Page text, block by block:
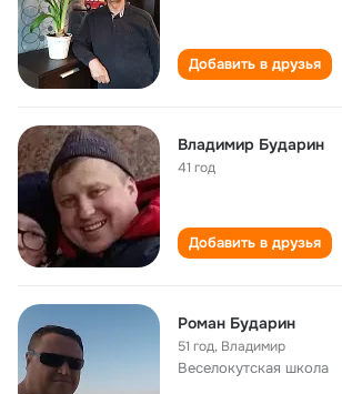
Добавить в друзья
Владимир Бударин
41 год
Добавить в друзья
Роман Бударин
51 год, Владимир
Веселокутская школа